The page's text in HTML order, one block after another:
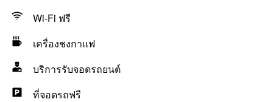
Wi-Fi ฟรี
เครื่องชงกาแฟ
บริการรับจอดรถยนต์
ที่จอดรถฟรี